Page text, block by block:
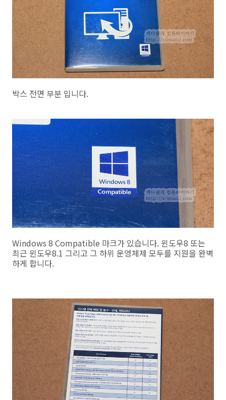
박스 전면 부분 입니다.
Windows 8 Compatible 마크가 있습니다. 윈도우8 또는
최근 윈도우8.1 그리고 그 하위 운영체제 모두를 지원을 완벽
하게 합니다.